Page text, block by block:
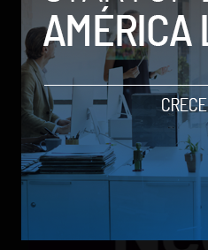
Qwen 3.8-Max, la nueva IA
los modelos más poderosos
by Sergio Ramos
Actualidad
5 de agosto de 2026